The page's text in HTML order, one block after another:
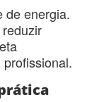
de energia.